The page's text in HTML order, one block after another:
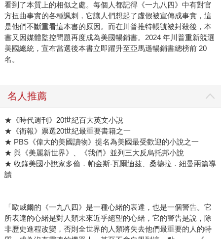
看到了本質上的相似之處。每個人都記得《一九八四》中有對官
方扭曲事實的各種諷刺，它讓人們想起了虛假被宣傳成事實，這
是他們不斷重看這本書的原因。而在川普推特帳號被封殺後，本
書又因媒體監控問題再度成為美國暢銷書。2024 年川普重新競選
美國總統，宣布當選後本書立即躍升至亞馬遜暢銷書總榜前 20
名。
名人推薦
★《時代週刊》20世紀百大英文小說
★《衛報》票選20世紀最重要書籍之一
★ PBS《偉大的美國讀物》提名為美國最受歡迎的小說之一
★ 與《美麗新世界》、《我們》並列三大反烏托邦小說
★ 收錄美國小說家多倫．帕金斯-瓦爾迪茲、桑德拉．紐曼兩篇導
讀
「歐威爾的《一九八四》是一種心緒的表達，也是一個警告。它
所表達的心緒是對人類未來近乎絕望的心緒，它的警告是說，除
非歷史進程改變，否則全世界的人類將失去他們最重要的人的特